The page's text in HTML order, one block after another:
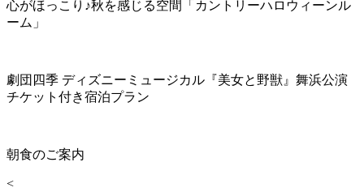
心がほっこり♪秋を感じる空間「カントリーハロウィーンル
ーム」
劇団四季 ディズニーミュージカル『美女と野獣』舞浜公演
チケット付き宿泊プラン
朝食のご案内
<